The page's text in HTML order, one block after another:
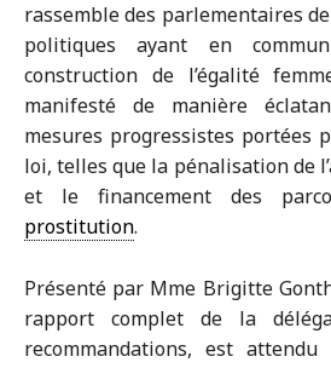
rassemble des parlementaires
politiques ayant en
construction de l’égalité
manifesté de manière
mesures progressistes portées
loi, telles que la pénalisation de
et le financement des
prostitution.
Présenté par Mme Brigitte
rapport complet de la
recommandations, est